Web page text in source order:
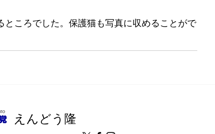
ころでした。保護猫も写真に収めることがで
えんどう隆